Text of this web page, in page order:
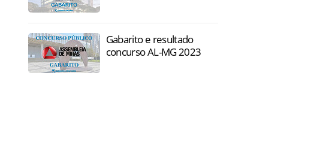
Gabarito e resultado
concurso AL-MG 2023